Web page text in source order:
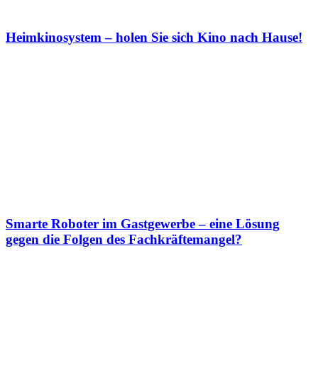
Heimkinosystem – holen Sie sich Kino nach Hause!
Smarte Roboter im Gastgewerbe – eine Lösung
gegen die Folgen des Fachkräftemangel?